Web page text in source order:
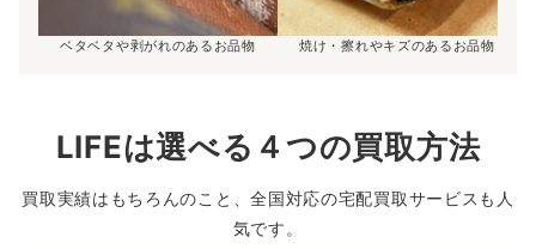
ベタベタや剥がれのあるお品物 焼け・擦れやキズのあるお品物
LIFEは選べる４つの買取方法
買取実績はもちろんのこと、全国対応の宅配買取サービスも人
気です。